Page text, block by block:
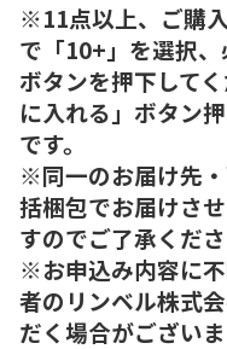
※11点以上、ご購
で「10+」を選択、
ボタンを押下して
に入れる」ボタン
です。
※同一のお届け先
括梱包でお届けさ
すのでご了承くださ
※お申込み内容に
者のリンベル株式
だく場合がございま